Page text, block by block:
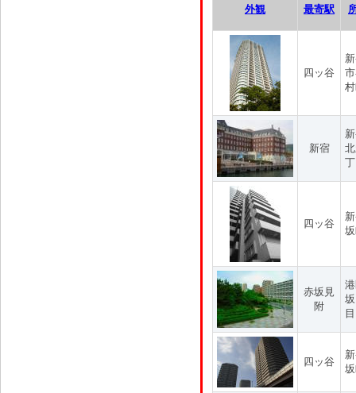
外観 最寄駅
四ッ谷
新宿
四ッ谷
赤坂見
附
目
四ッ谷